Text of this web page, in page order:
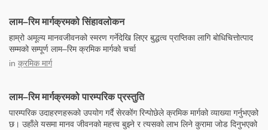
लाम–रिम मार्गक्रमको सिंहावलोकन
हाम्रो अमूल्य मानवजीवनको स्मरण गर्नेदेखि लिएर बुद्धत्व प्राप्तिका लागि बोधिचित्तोत्पाद
सम्मको सम्पूर्ण लाम–रिम क्रमिक मार्गको चर्चा
in क्रमिक मार्ग
लाम–रिम मार्गक्रमको पारम्परिक प्रस्तुति
पारम्परिक उदाहरणहरूको उपयोग गर्दै सेरकोंग रिन्पोछेले क्रमिक मार्गको व्याख्या गर्नुभएको
छ। उहाँले यसमा मानव जीवनको महत्त्व बुझ्ने र त्यसको लाभ लिने कुरामा जोड दिनुभएको